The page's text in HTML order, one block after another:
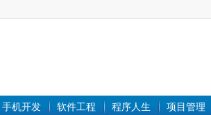
手机开发 软件工程 程序人生 项目管理